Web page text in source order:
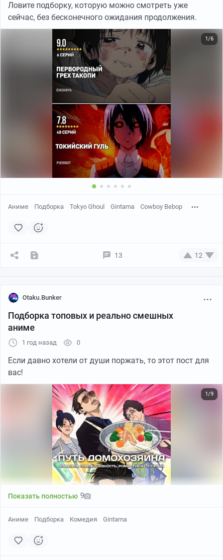
Ловите подборку, которую можно смотреть уже
сейчас, без бесконечного ожидания продолжения.
1/6
Аниме Подборка Tokyo Ghoul Gintama Cowboy Bebop
13 12
Otaku.Bunker
Подборка топовых и реально смешных
аниме
1 год назад 0
Если давно хотели от души поржать, то этот пост для
вас!
1/9
Показать полностью 9
Аниме Подборка Комедия Gintama